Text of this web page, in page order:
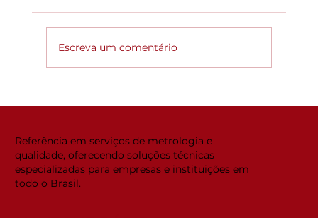
Escreva um comentário
Referência em serviços de metrologia e
qualidade, oferecendo soluções técnicas
especializadas para empresas e instituições em
todo o Brasil.